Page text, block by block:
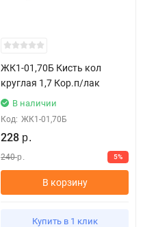
ЖК1-01,70Б Кисть кол
круглая 1,7 Кор.п/лак
В наличии
Код: ЖК1-01,70Б
228 р.
240 р. 5%
В корзину
Купить в 1 клик